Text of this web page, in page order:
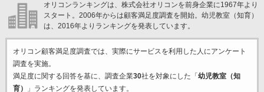
オリコンランキングは、株式会社オリコンを前身企業に1967年より
スタート。2006年からは顧客満足度調査を開始。幼児教室（知育）
は、2016年よりランキングを発表しています。
オリコン顧客満足度調査では、実際にサービスを利用した 人にアンケート
調査を実施。
満足度に関する回答を基に、調査企業30社を対象にした「 幼児教室（知
育）
」ランキングを発表しています。